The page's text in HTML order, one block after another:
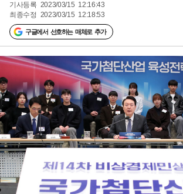
기사등록 2023/03/15 12:16:43
최종수정 2023/03/15 12:18:53
구글에서 선호하는 매체로 추가